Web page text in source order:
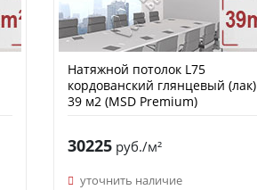
Натяжной потолок L75
кордованский глянцевый (лак)
39 м2 (MSD Premium)
30225руб./м²
уточнить наличие